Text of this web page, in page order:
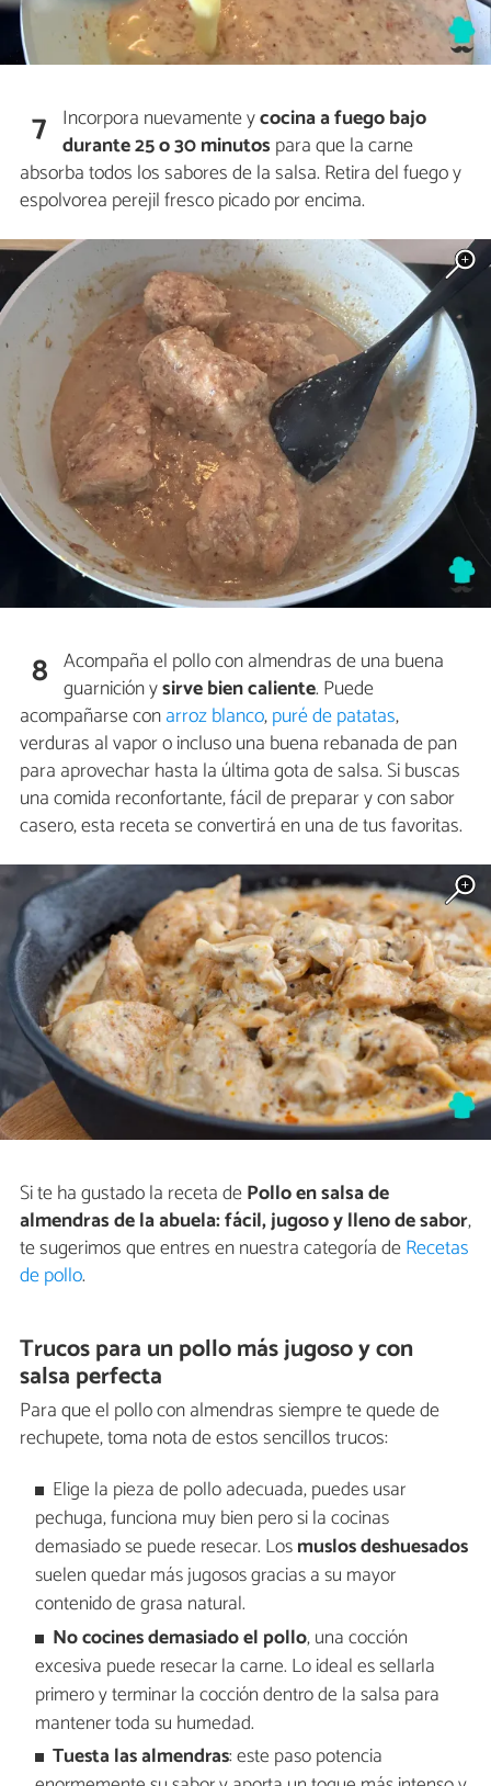
7 Incorpora nuevamente ycocina a fuego bajo
durante 25 o 30 minutos para que la carne
absorba todos los sabores de la salsa. Retira del fuego y
espolvorea perejil fresco picado por encima.
8 Acompaña el pollo con almendras de una buena
guarnición ysirve bien caliente. Puede
acompañarse conarroz blanco,puré de patatas,
verduras al vapor o incluso una buena rebanada de pan
para aprovechar hasta la última gota de salsa. Si buscas
una comida reconfortante, fácil de preparar y con sabor
casero, esta receta se convertirá en una de tus favoritas.
Si te ha gustado la receta dePollo en salsa de
almendras de la abuela: fácil, jugoso y lleno de sabor,
te sugerimos que entres en nuestra categoría deRecetas
de pollo.
Trucos para un pollo más jugoso y con
salsa perfecta
Para que el pollo con almendras siempre te quede de
rechupete, toma nota de estos sencillos trucos:
Elige la pieza de pollo adecuada, puedes usar
pechuga, funciona muy bien pero si la cocinas
demasiado se puede resecar. Losmuslos deshuesados
suelen quedar más jugosos gracias a su mayor
contenido de grasa natural.
No cocines demasiado el pollo, una cocción
excesiva puede resecar la carne. Lo ideal es sellarla
primero y terminar la cocción dentro de la salsa para
mantener toda su humedad.
Tuesta las almendras: este paso potencia